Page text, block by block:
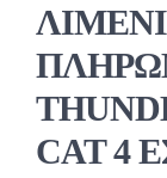
CAT 4